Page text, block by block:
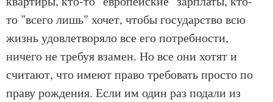
то "всего лишь" хочет, чтобы государство всю
жизнь удовлетворяло все его потребности,
ничего не требуя взамен. Но все они хотят и
считают, что имеют право требовать просто по
праву рождения. Если им один раз подали из